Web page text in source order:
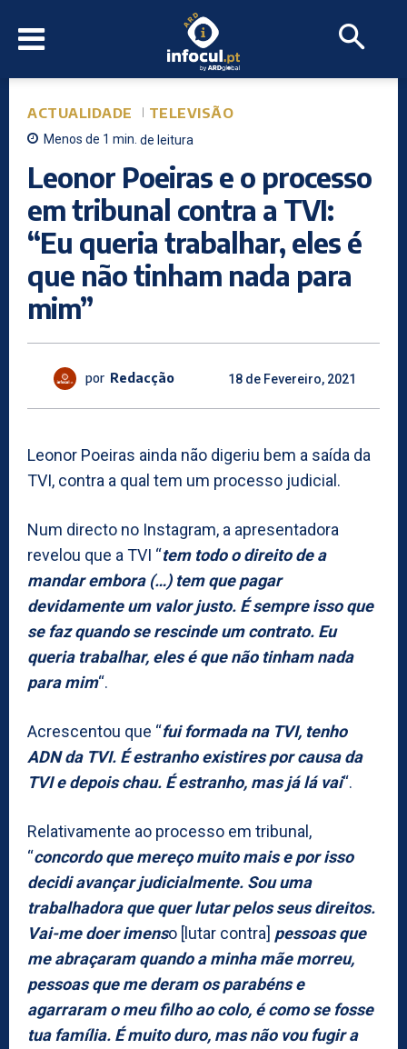
ACTUALIDADE TELEVISÃO
Menos de 1 min. de leitura
Leonor Poeiras e o processo
em tribunal contra a TVI:
“Eu queria trabalhar, eles é
que não tinham nada para
mim”
por Redacção 18 de Fevereiro, 2021
Leonor Poeiras ainda não digeriu bem a saída da
TVI, contra a qual tem um processo judicial.
Num directo no Instagram, a apresentadora
revelou que a TVI “tem todo o direito de a
mandar embora (…) tem que pagar
devidamente um valor justo. É sempre isso que
se faz quando se rescinde um contrato. Eu
queria trabalhar, eles é que não tinham nada
para mim“.
Acrescentou que “fui formada na TVI, tenho
ADN da TVI. É estranho existires por causa da
TVI e depois chau. É estranho, mas já lá vai“.
Relativamente ao processo em tribunal,
“concordo que mereço muito mais e por isso
decidi avançar judicialmente. Sou uma
trabalhadora que quer lutar pelos seus direitos.
Vai-me doer imenso [lutar contra] pessoas que
me abraçaram quando a minha mãe morreu,
pessoas que me deram os parabéns e
agarraram o meu filho ao colo, é como se fosse
tua família. É muito duro, mas não vou fugir a